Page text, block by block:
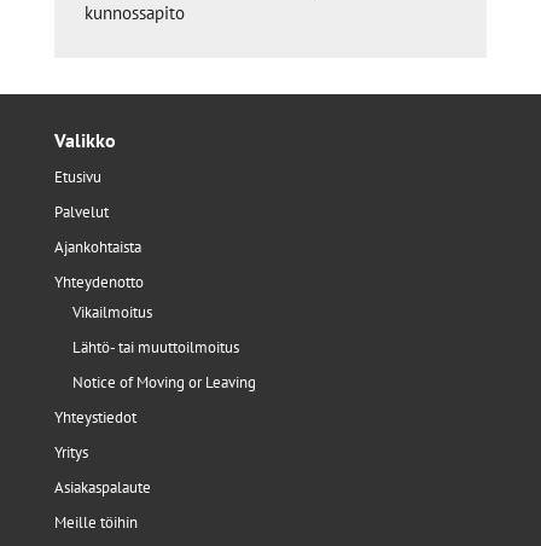
kunnossapito
Valikko
Etusivu
Palvelut
Ajankohtaista
Yhteydenotto
Vikailmoitus
Lähtö- tai muuttoilmoitus
Notice of Moving or Leaving
Yhteystiedot
Yritys
Asiakaspalaute
Meille töihin